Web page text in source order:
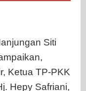
Siti
Ketua TP-PKK
Hepy Safriani,